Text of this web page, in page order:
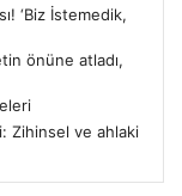
‘Biz İstemedik,
önüne atladı,
Zihinsel ve ahlaki